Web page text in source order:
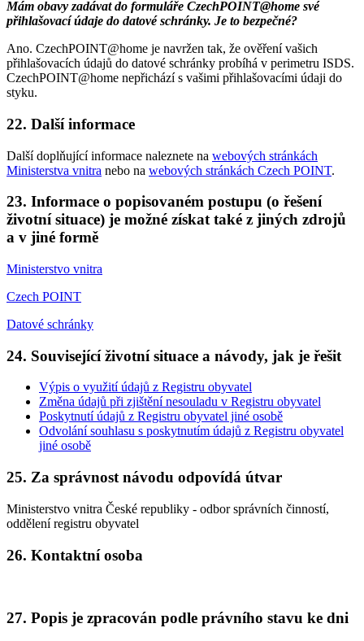
Mám obavy zadávat do formuláře CzechPOINT@home své
přihlašovací údaje do datové schránky. Je to bezpečné?
Ano. CzechPOINT@home je navržen tak, že ověření vašich
přihlašovacích údajů do datové schránky probíhá v perimetru ISDS.
CzechPOINT@home nepřichází s vašimi přihlašovacími údaji do
styku.
22. Další informace
Další doplňující informace naleznete na webových stránkách
Ministerstva vnitra nebo na webových stránkách Czech POINT.
23. Informace o popisovaném postupu (o řešení
životní situace) je možné získat také z jiných zdrojů
a v jiné formě
Ministerstvo vnitra
Czech POINT
Datové schránky
24. Související životní situace a návody, jak je řešit
Výpis o využití údajů z Registru obyvatel
Změna údajů při zjištění nesouladu v Registru obyvatel
Poskytnutí údajů z Registru obyvatel jiné osobě
Odvolání souhlasu s poskytnutím údajů z Registru obyvatel
jiné osobě
25. Za správnost návodu odpovídá útvar
Ministerstvo vnitra České republiky - odbor správních činností,
oddělení registru obyvatel
26. Kontaktní osoba
27. Popis je zpracován podle právního stavu ke dni